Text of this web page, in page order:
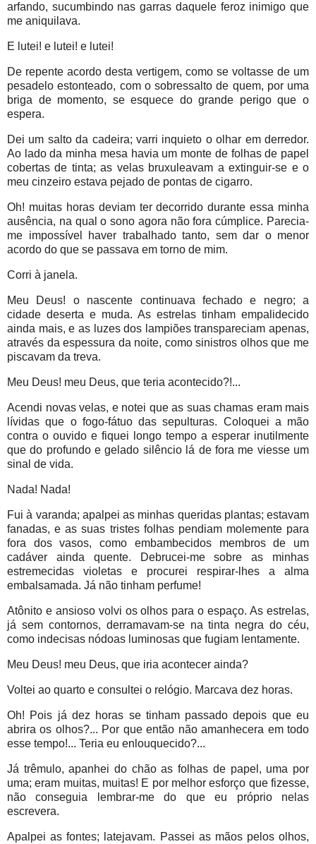
arfando, sucumbindo nas garras daquele feroz inimigo que
me aniquilava.
E lutei! e lutei! e lutei!
De repente acordo desta vertigem, como se voltasse de um
pesadelo estonteado, com o sobressalto de quem, por uma
briga de momento, se esquece do grande perigo que o
espera.
Dei um salto da cadeira; varri inquieto o olhar em derredor.
Ao lado da minha mesa havia um monte de folhas de papel
cobertas de tinta; as velas bruxuleavam a extinguir-se e o
meu cinzeiro estava pejado de pontas de cigarro.
Oh! muitas horas deviam ter decorrido durante essa minha
ausência, na qual o sono agora não fora cúmplice. Parecia-
me impossível haver trabalhado tanto, sem dar o menor
acordo do que se passava em torno de mim.
Corri à janela.
Meu Deus! o nascente continuava fechado e negro; a
cidade deserta e muda. As estrelas tinham empalidecido
ainda mais, e as luzes dos lampiões transpareciam apenas,
através da espessura da noite, como sinistros olhos que me
piscavam da treva.
Meu Deus! meu Deus, que teria acontecido?!...
Acendi novas velas, e notei que as suas chamas eram mais
lívidas que o fogo-fátuo das sepulturas. Coloquei a mão
contra o ouvido e fiquei longo tempo a esperar inutilmente
que do profundo e gelado silêncio lá de fora me viesse um
sinal de vida.
Nada! Nada!
Fui à varanda; apalpei as minhas queridas plantas; estavam
fanadas, e as suas tristes folhas pendiam molemente para
fora dos vasos, como embambecidos membros de um
cadáver ainda quente. Debrucei-me sobre as minhas
estremecidas violetas e procurei respirar-lhes a alma
embalsamada. Já não tinham perfume!
Atônito e ansioso volvi os olhos para o espaço. As estrelas,
já sem contornos, derramavam-se na tinta negra do céu,
como indecisas nódoas luminosas que fugiam lentamente.
Meu Deus! meu Deus, que iria acontecer ainda?
Voltei ao quarto e consultei o relógio. Marcava dez horas.
Oh! Pois já dez horas se tinham passado depois que eu
abrira os olhos?... Por que então não amanhecera em todo
esse tempo!... Teria eu enlouquecido?...
Já trêmulo, apanhei do chão as folhas de papel, uma por
uma; eram muitas, muitas! E por melhor esforço que fizesse,
não conseguia lembrar-me do que eu próprio nelas
escrevera.
Apalpei as fontes; latejavam. Passei as mãos pelos olhos,